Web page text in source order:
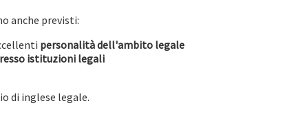
anche previsti:
personalità dell'ambito legale
istituzioni legali
di inglese legale.